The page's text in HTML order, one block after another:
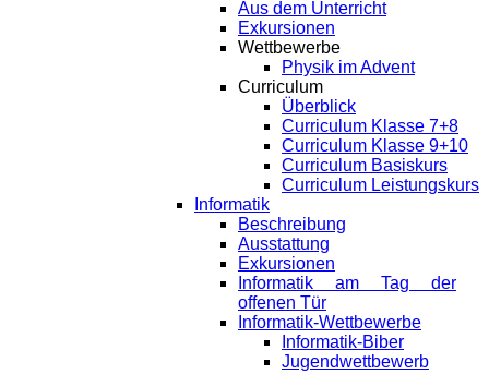
Aus dem Unterricht
Exkursionen
Wettbewerbe
Physik im Advent
Curriculum
Überblick
Curriculum Klasse 7+8
Curriculum Klasse 9+10
Curriculum Basiskurs
Curriculum Leistungskurs
Informatik
Beschreibung
Ausstattung
Exkursionen
Informatik am Tag der
offenen Tür
Informatik-Wettbewerbe
Informatik-Biber
Jugendwettbewerb